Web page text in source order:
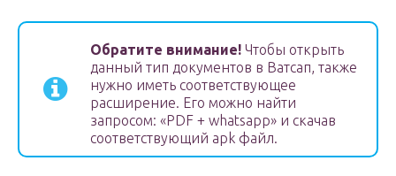
Обратите внимание! Чтобы открыть
данный тип документов в Ватсап, также
нужно иметь соответствующее
расширение. Его можно найти
запросом: «PDF + whatsapp» и скачав
соответствующий apk файл.